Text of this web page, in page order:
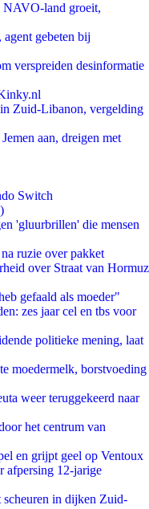
NAVO-land groeit,
gebeten bij
verspreiden desinformatie
Zuid-Libanon, vergelding
aan, dreigen met
Switch
'gluurbrillen' die mensen
ruzie over pakket
over Straat van Hormuz
gefaald als moeder"
zes jaar cel en tbs voor
politieke mening, laat
moedermelk, borstvoeding
weer teruggekeerd naar
het centrum van
en grijpt geel op Ventoux
afpersing 12-jarige
scheuren in dijken Zuid-